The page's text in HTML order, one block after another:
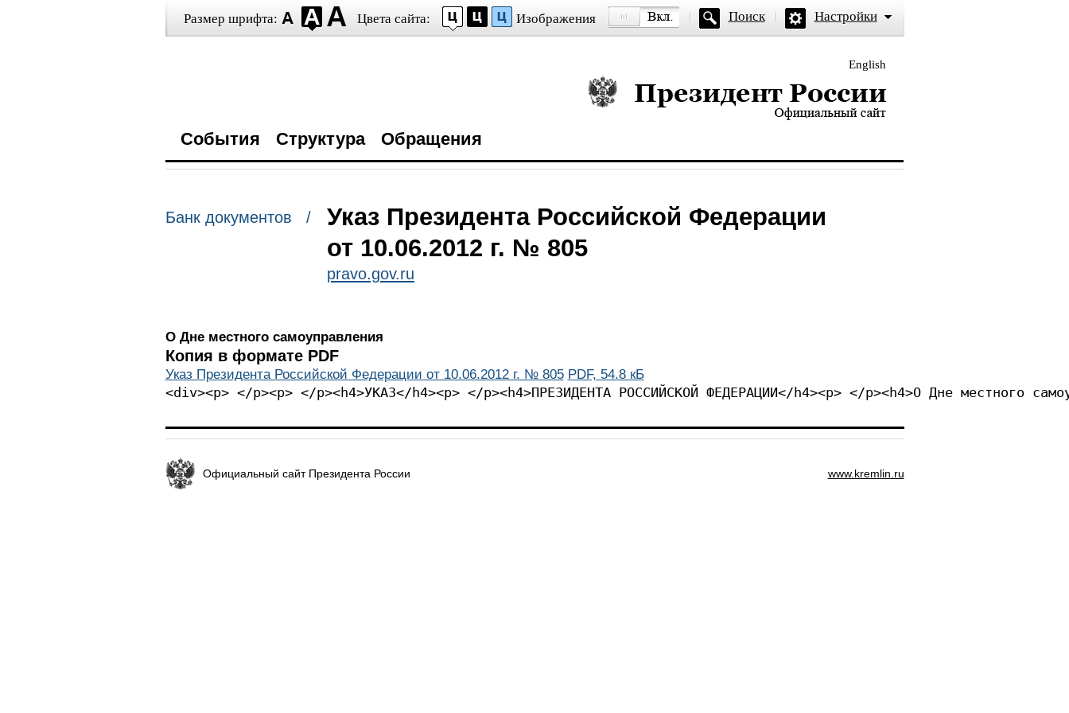
Размер шрифта: Цвета сайта: Изображения Поиск Настройки
English
Президент России — официальный сайт
События Структура Обращения
Банк документов /
Указ Президента Российской Федерации
от 10.06.2012 г. № 805
pravo.gov.ru
О Дне местного самоуправления
Копия в формате PDF
Указ Президента Российской Федерации от 10.06.2012 г. № 805 PDF, 54.8 кБ
<div><p> </p><p> </p><h4>УКАЗ</h4><p> </p><h4>ПРЕЗИДЕНТА РОССИЙСКОЙ ФЕДЕРАЦИИ</h4><p> </p><h4>О Дне местного
Официальный сайт Президента России www.kremlin.ru